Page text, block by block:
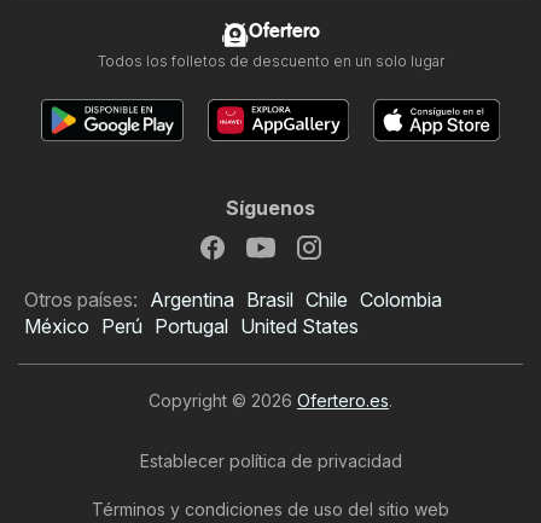
Ofertero
Todos los folletos de descuento en un solo lugar
Síguenos
Otros países: Argentina Brasil Chile Colombia
México Perú Portugal United States
Copyright © 2026 Ofertero.es.
Establecer política de privacidad
Términos y condiciones de uso del sitio web